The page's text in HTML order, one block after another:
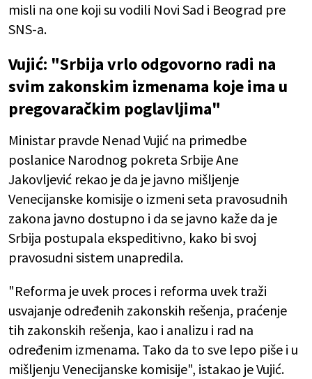
misli na one koji su vodili Novi Sad i Beograd pre
SNS-a.
Vujić: "Srbija vrlo odgovorno radi na
svim zakonskim izmenama koje ima u
pregovaračkim poglavljima"
Ministar pravde Nenad Vujić na primedbe
poslanice Narodnog pokreta Srbije Ane
Jakovljević rekao je da je javno mišljenje
Venecijanske komisije o izmeni seta pravosudnih
zakona javno dostupno i da se javno kaže da je
Srbija postupala ekspeditivno, kako bi svoj
pravosudni sistem unapredila.
"Reforma je uvek proces i reforma uvek traži
usvajanje određenih zakonskih rešenja, praćenje
tih zakonskih rešenja, kao i analizu i rad na
određenim izmenama. Tako da to sve lepo piše i u
mišljenju Venecijanske komisije", istakao je Vujić.